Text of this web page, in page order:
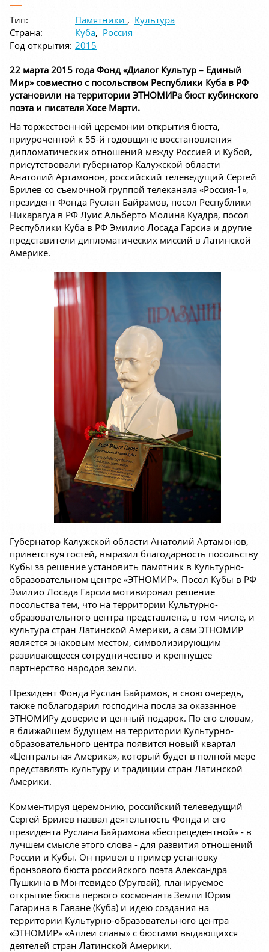
Тип: Памятники , Культура
Страна:
Куба, Россия
Год открытия: 2015
22 марта 2015 года Фонд «Диалог Культур – Единый
Мир» совместно с посольством Республики Куба в РФ
установили на территории ЭТНОМИРа бюст кубинского
поэта и писателя Хосе Марти.
На торжественной церемонии открытия бюста,
приуроченной к 55-й годовщине восстановления
дипломатических отношений между Россией и Кубой,
присутствовали губернатор Калужской области
Анатолий Артамонов, российский телеведущий Сергей
Брилев со съемочной группой телеканала «Россия-1»,
президент Фонда Руслан Байрамов, посол Республики
Никарагуа в РФ Луис Альберто Молина Куадра, посол
Республики Куба в РФ Эмилио Лосада Гарсиа и другие
представители дипломатических миссий в Латинской
Америке.
Губернатор Калужской области Анатолий Артамонов,
приветствуя гостей, выразил благодарность посольству
Кубы за решение установить памятник в Культурно-
образовательном центре «ЭТНОМИР». Посол Кубы в РФ
Эмилио Лосада Гарсиа мотивировал решение
посольства тем, что на территории Культурно-
образовательного центра представлена, в том числе, и
культура стран Латинской Америки, а сам ЭТНОМИР
является знаковым местом, символизирующим
развивающееся сотрудничество и крепнущее
партнерство народов земли.
Президент Фонда Руслан Байрамов, в свою очередь,
также поблагодарил господина посла за оказанное
ЭТНОМИРу доверие и ценный подарок. По его словам,
в ближайшем будущем на территории Культурно-
образовательного центра появится новый квартал
«Центральная Америка», который будет в полной мере
представлять культуру и традиции стран Латинской
Америки.
Комментируя церемонию, российский телеведущий
Сергей Брилев назвал деятельность Фонда и его
президента Руслана Байрамова «беспрецедентной» - в
лучшем смысле этого слова - для развития отношений
России и Кубы. Он привел в пример установку
бронзового бюста российского поэта Александра
Пушкина в Монтевидео (Уругвай), планируемое
открытие бюста первого космонавта Земли Юрия
Гагарина в Гаване (Куба) и идею создания на
территории Культурно-образовательного центра
«ЭТНОМИР» «Аллеи славы» с бюстами выдающихся
деятелей стран Латинской Америки.